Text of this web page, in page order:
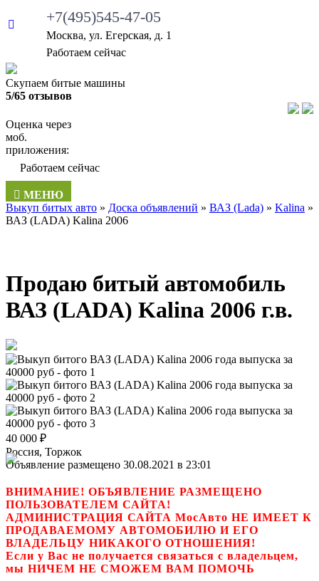
+7(495)545-47-05
Москва, ул. Егерская, д. 1
Работаем сейчас
Скупаем битые машины
5/65 отзывов
Оценка через
моб.
приложения:
Работаем сейчас
МЕНЮ
Выкуп битых авто » Доска объявлений » ВАЗ (Lada) » Kalina »
ВАЗ (LADA) Kalina 2006
Продаю битый автомобиль
ВАЗ (LADA) Kalina 2006 г.в.
40 000 ₽
Россия, Торжок
Объявление размещено 30.08.2021 в 23:01
ВНИМАНИЕ! ОБЪЯВЛЕНИЕ РАЗМЕЩЕНО
ПОЛЬЗОВАТЕЛЕМ САЙТА!
АДМИНИСТРАЦИЯ САЙТА МосАвто НЕ ИМЕЕТ К
ПРОДАВАЕМОМУ АВТОМОБИЛЮ И ЕГО
ВЛАДЕЛЬЦУ НИКАКОГО ОТНОШЕНИЯ!
Если у Вас не получается связаться с владельцем,
мы НИЧЕМ НЕ СМОЖЕМ ВАМ ПОМОЧЬ